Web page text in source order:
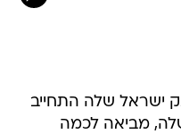
ישראל שלה התחייב
מביאה לכמה